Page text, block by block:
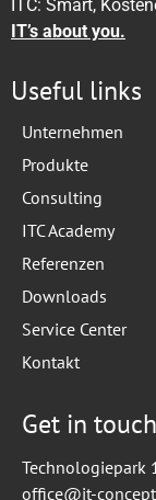
ITC: Smart,
IT’s about you.
Useful links
Unternehmen
Produkte
Consulting
ITC Academy
Referenzen
Downloads
Service Center
Kontakt
Get in
Technologiepark
office@it-